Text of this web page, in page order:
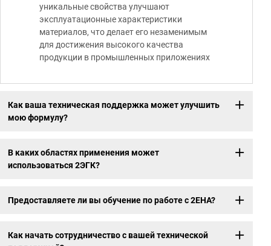
уникальные свойства улучшают
эксплуатационные характеристики
материалов, что делает его незаменимым
для достижения высокого качества
продукции в промышленных приложениях
Как ваша техническая поддержка может улучшить
мою формулу?
В каких областях применения может
использоваться 2ЭГК?
Предоставляете ли вы обучение по работе с 2EHA?
Как начать сотрудничество с вашей технической